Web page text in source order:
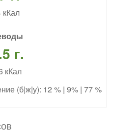
кКал
г.
кКал
(б|ж|у): 12 % | 9% | 77 %